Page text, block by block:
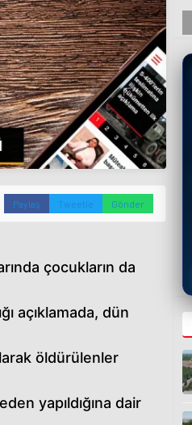
Paylaş Tweetle Gönder
çocukların da
açıklamada, dün
öldürülenler
yapıldığına dair